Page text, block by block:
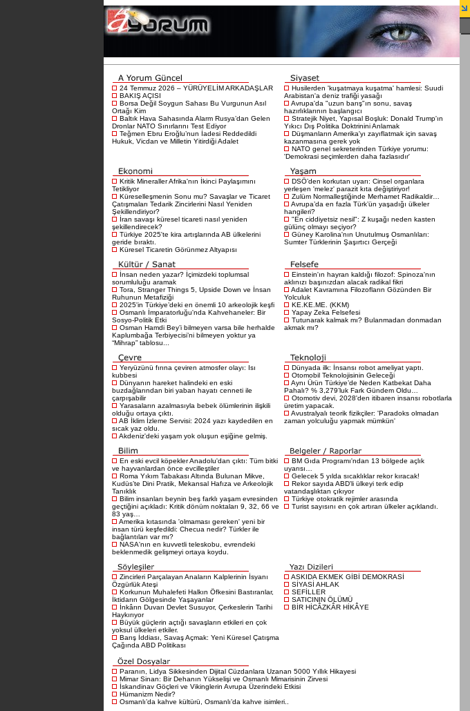
24 Temmuz 2026 – YÜRÜYELİM ARKADAŞLAR
BAKIŞ AÇISI
Borsa Değil Soygun Sahası Bu Vurgunun Asıl
Ortağı Kim
Baltık Hava Sahasında Alarm Rusya’dan Gelen
Dronlar NATO Sınırlarını Test Ediyor
Teğmen Ebru Eroğlu’nun İadesi Reddedildi
Hukuk, Vicdan ve Milletin Yitirdiği Adalet
Husilerden 'kuşatmaya kuşatma' hamlesi: Suudi
Arabistan'a deniz trafiği yasağı
Avrupa'da "uzun barış"ın sonu, savaş
hazırlıklarının başlangıcı
Stratejik Niyet, Yapısal Boşluk: Donald Trump'ın
Yıkıcı Dış Politika Doktrinini Anlamak
Düşmanların Amerika'yı zayıflatmak için savaş
kazanmasına gerek yok
NATO genel sekreterinden Türkiye yorumu:
'Demokrasi seçimlerden daha fazlasıdır'
Kritik Mineraller Afrika'nın İkinci Paylaşımını
Tetikliyor
Küreselleşmenin Sonu mu? Savaşlar ve Ticaret
Çatışmaları Tedarik Zincirlerini Nasıl Yeniden
Şekillendiriyor?
İran savaşı küresel ticareti nasıl yeniden
şekillendirecek?
Türkiye 2025'te kira artışlarında AB ülkelerini
geride bıraktı.
Küresel Ticaretin Görünmez Altyapısı
DSÖ’den korkutan uyarı: Cinsel organlara
yerleşen 'melez' parazit kıta değiştiriyor!
Zulüm Normalleştiğinde Merhamet Radikaldir…
Avrupa’da en fazla Türk’ün yaşadığı ülkeler
hangileri?
"En ciddiyetsiz nesil": Z kuşağı neden kasten
gülünç olmayı seçiyor?
Güney Karolina'nın Unutulmuş Osmanlıları:
Sumter Türklerinin Şaşırtıcı Gerçeği
İnsan neden yazar? İçimizdeki toplumsal
sorumluluğu aramak
Tora, Stranger Things 5, Upside Down ve İnsan
Ruhunun Metafiziği
2025'in Türkiye’deki en önemli 10 arkeolojik keşfi
Osmanlı İmparatorluğu'nda Kahvehaneler: Bir
Sosyo-Politik Etki
Osman Hamdi Bey’i bilmeyen varsa bile herhalde
Kaplumbağa Terbiyecisi’ni bilmeyen yoktur ya
“Mihrap” tablosu...
Einstein'ın hayran kaldığı filozof: Spinoza'nın
aklınızı başınızdan alacak radikal fikri
Adalet Kavramına Filozofların Gözünden Bir
Yolculuk
KE.KE.ME. (KKM)
Yapay Zeka Felsefesi
Tutunarak kalmak mı? Bulanmadan donmadan
akmak mı?
Yeryüzünü fırına çeviren atmosfer olayı: Isı
kubbesi
Dünyanın hareket halindeki en eski
buzdağlarından biri yaban hayatı cenneti ile
çarpışabilir
Yarasaların azalmasıyla bebek ölümlerinin ilişkili
olduğu ortaya çıktı.
AB İklim İzleme Servisi: 2024 yazı kaydedilen en
sıcak yaz oldu.
Akdeniz'deki yaşam yok oluşun eşiğine gelmiş.
Dünyada ilk: İnsansı robot ameliyat yaptı.
Otomobil Teknolojisinin Geleceği
Aynı Ürün Türkiye’de Neden Katbekat Daha
Pahalı? % 3,279’luk Fark Gündem Oldu…
Otomotiv devi, 2028'den itibaren insansı robotlarla
üretim yapacak.
Avustralyalı teorik fizikçiler: 'Paradoks olmadan
zaman yolculuğu yapmak mümkün'
En eski evcil köpekler Anadolu'dan çıktı: Tüm bitki
ve hayvanlardan önce evcilleştiler
Roma Yıkım Tabakası Altında Bulunan Mikve,
Kudüs’te Dini Pratik, Mekansal Hafıza ve Arkeolojik
Tanıklık
Bilim insanları beynin beş farklı yaşam evresinden
geçtiğini açıkladı: Kritik dönüm noktaları 9, 32, 66 ve
83 yaş…
Amerika kıtasında 'olmaması gereken' yeni bir
insan türü keşfedildi: Checua nedir? Türkler ile
bağlantıları var mı?
NASA'nın en kuvvetli teleskobu, evrendeki
beklenmedik gelişmeyi ortaya koydu.
BM Gıda Programı'ndan 13 bölgede açlık
uyarısı…
Gelecek 5 yılda sıcaklıklar rekor kıracak!
Rekor sayıda ABD'li ülkeyi terk edip
vatandaşlıktan çıkıyor
Türkiye otokratik rejimler arasında
Turist sayısını en çok artıran ülkeler açıklandı.
Zincirleri Parçalayan Anaların Kalplerinin İsyanı
Özgürlük Ateşi
Korkunun Muhalefeti Halkın Öfkesini Bastıranlar,
İktidarın Gölgesinde Yaşayanlar
İnkârın Duvarı Devlet Susuyor, Çerkeslerin Tarihi
Haykırıyor
Büyük güçlerin açtığı savaşların etkileri en çok
yoksul ülkeleri etkiler.
Barış İddiası, Savaş Açmak: Yeni Küresel Çatışma
Çağında ABD Politikası
ASKIDA EKMEK GİBİ DEMOKRASİ
SİYASİ AHLAK
SEFİLLER
SATICININ ÖLÜMÜ
BİR HİCÂZKÂR HİKÂYE
Paranın, Lidya Sikkesinden Dijital Cüzdanlara Uzanan 5000 Yıllık Hikayesi
Mimar Sinan: Bir Dehanın Yükselişi ve Osmanlı Mimarisinin Zirvesi
İskandinav Göçleri ve Vikinglerin Avrupa Üzerindeki Etkisi
Hümanizm Nedir?
Osmanlı’da kahve kültürü, Osmanlı’da kahve isimleri..